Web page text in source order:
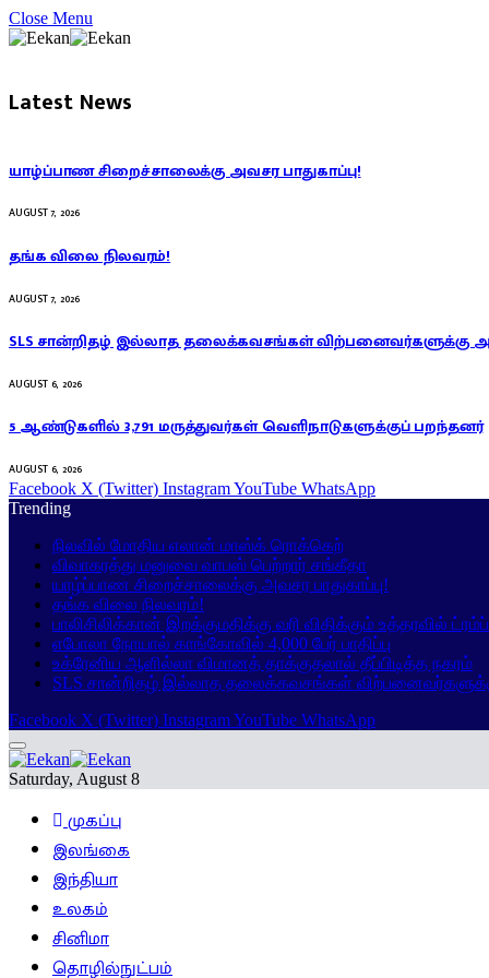
Close Menu
Latest News
யாழ்ப்பாண சிறைச்சாலைக்கு அவசர பாதுகாப்பு!
AUGUST 7, 2026
தங்க விலை நிலவரம்!
AUGUST 7, 2026
SLS சான்றிதழ் இல்லாத தலைக்கவசங்கள் விற்பனைவர்களுக்கு
AUGUST 6, 2026
5 ஆண்டுகளில் 3,791 மருத்துவர்கள் வெளிநாடுகளுக்குப் பறந்தனர்
AUGUST 6, 2026
Facebook X (Twitter) InstagramYouTube WhatsApp
Trending
நிலவில் மோதிய எலான் மாஸ்க் ரொக்கெற்
விவாகரத்து மனுவை வாபஸ் பெற்றார் சங்கீதா
யாழ்ப்பாண சிறைச்சாலைக்கு அவசர பாதுகாப்பு!
தங்க விலை நிலவரம்!
பாலிசிலிக்கான் இறக்குமதிக்கு வரி விதிக்கும் உத்தரவில்
எபோலா நோயால் காங்கோவில் 4,000 பேர் பாதிப்பு
உக்ரேனிய ஆளில்லா விமானத் தாக்குதலால் தீப்பிடித்த நகரம்
SLS சான்றிதழ் இல்லாத தலைக்கவசங்கள்
Facebook X (Twitter) InstagramYouTube WhatsApp
Saturday, August 8
முகப்பு
இலங்கை
இந்தியா
உலகம்
சினிமா
தொழில்நுட்பம்